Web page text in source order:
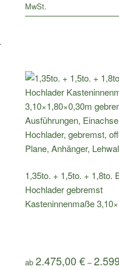
1,35to. + 1,5to. + 1,8to.
Hochlader gebremst
Kasteninnenmaße
ab2.475,00€ –